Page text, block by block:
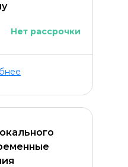
Нет рассрочки